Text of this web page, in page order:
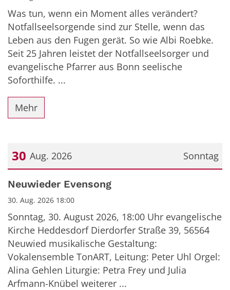
Was tun, wenn ein Moment alles verändert?
Notfallseelsorgende sind zur Stelle, wenn das
Leben aus den Fugen gerät. So wie Albi Roebke.
Seit 25 Jahren leistet der Notfallseelsorger und
evangelische Pfarrer aus Bonn seelische
Soforthilfe. ...
Mehr
Sonntag
30 Aug. 2026
Datum: 30. August 2026
Neuwieder Evensong
30. Aug. 2026 18:00
Sonntag, 30. August 2026, 18:00 Uhr evangelische
Kirche Heddesdorf Dierdorfer Straße 39, 56564
Neuwied musikalische Gestaltung:
Vokalensemble TonART, Leitung: Peter Uhl Orgel:
Alina Gehlen Liturgie: Petra Frey und Julia
Arfmann-Knübel weiterer ...